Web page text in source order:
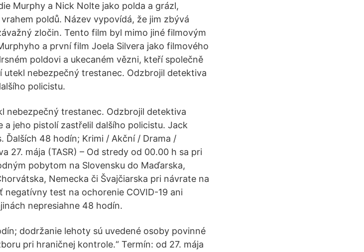
Murphy a Nick Nolte jako polda a grázl,
poldů. Název vypovídá, že jim zbývá
zločin. Tento film byl mimo jiné filmovým
a první film Joela Silvera jako filmového
poldovi a ukecaném vězni, kteří společně
utekl nebezpečný trestanec. Odzbrojil detektiva
policistu.
nebezpečný trestanec. Odzbrojil detektiva
a jeho pistolí zastřelil dalšího policistu. Jack
48 hodín; Krimi / Akční / Drama /
27. mája (TASR) – Od stredy od 00.00 h sa pri
pobytom na Slovensku do Maďarska,
Nemecka či Švajčiarska pri návrate na
negatívny test na ochorenie COVID-19 ani
nepresiahne 48 hodín.
dodržanie lehoty sú uvedené osoby povinné
pri hraničnej kontrole.“ Termín: od 27. mája